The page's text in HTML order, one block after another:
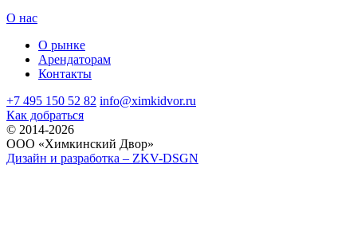
О нас
О рынке
Арендаторам
Контакты
+7 495 150 52 82 info@ximkidvor.ru
Как добраться
© 2014-2026
OOO «Химкинский Двор»
Дизайн и разработка – ZKV-DSGN